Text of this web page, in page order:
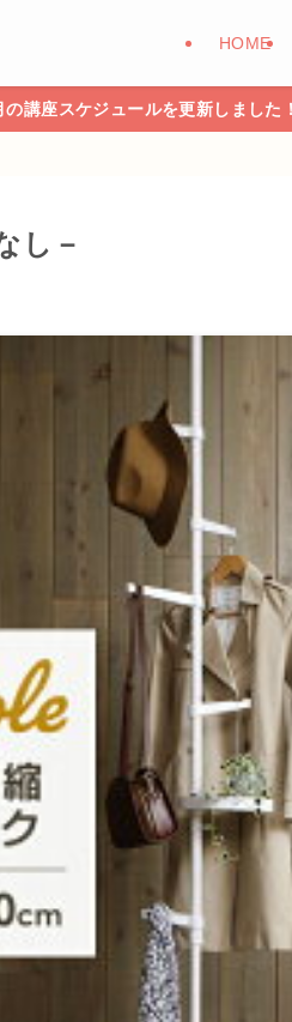
HOME
の講座スケジュールを更新しました！
し－